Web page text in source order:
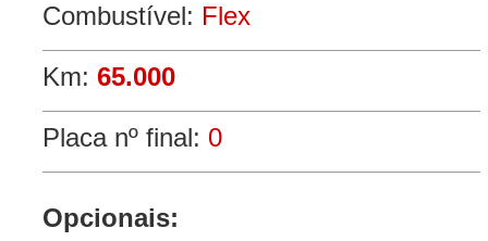
Combustível: Flex
Km: 65.000
Placa nº final: 0
Opcionais: